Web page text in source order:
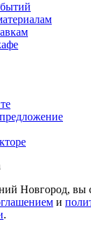
Новгород, вы
и
.